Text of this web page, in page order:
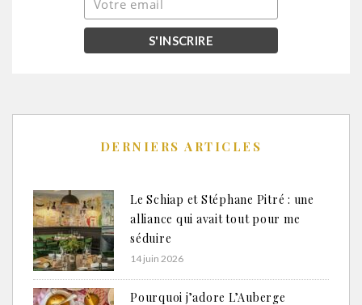
DERNIERS ARTICLES
Le Schiap et Stéphane Pitré : une
alliance qui avait tout pour me
séduire
14 juin 2026
Pourquoi j’adore L’Auberge